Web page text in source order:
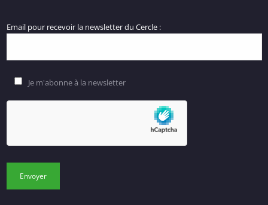
Email pour recevoir la newsletter du Cercle :
Je m'abonne à la newsletter